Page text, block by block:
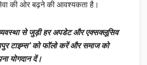
की ओर बढ़ने की आवश्यकता है।
व्यवस्था से जुड़ी हर अपडेट और एक्सक्लूसिव
टाइम्स’ को फॉलो करें और समाज को
योगदान दें।